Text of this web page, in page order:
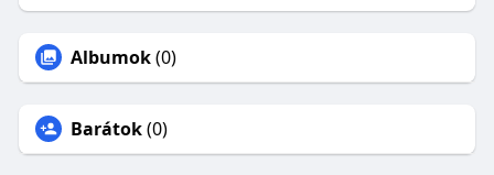
Albumok(0)
Barátok(0)